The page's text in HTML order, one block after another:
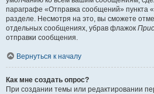
параграфе «Отправка сообщений» пункта
разделе. Несмотря на это, вы сможете
отдельных сообщениях, убрав флажок
отправки сообщения.
Вернуться к началу
Как мне создать опрос?
При создании темы или редактировании